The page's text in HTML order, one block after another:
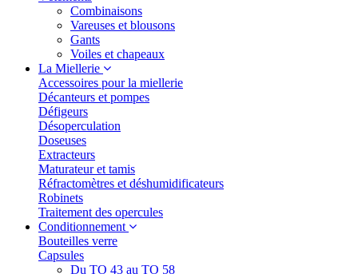
Combinaisons
Vareuses et blousons
Gants
Voiles et chapeaux
La Miellerie
Accessoires pour la miellerie
Décanteurs et pompes
Défigeurs
Désoperculation
Doseuses
Extracteurs
Maturateur et tamis
Réfractomètres et déshumidificateurs
Robinets
Traitement des opercules
Conditionnement
Bouteilles verre
Capsules
Du TO 43 au TO 58